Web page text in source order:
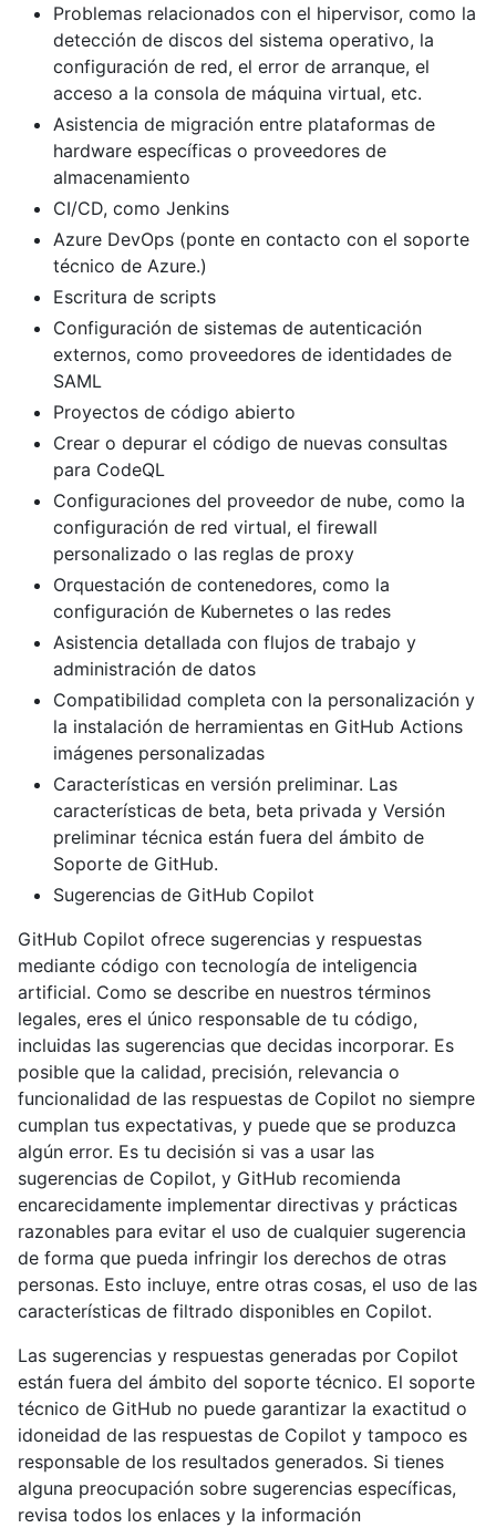
Problemas relacionados con el hipervisor, como la
detección de discos del sistema operativo, la
configuración de red, el error de arranque, el
acceso a la consola de máquina virtual, etc.
Asistencia de migración entre plataformas de
hardware específicas o proveedores de
almacenamiento
CI/CD, como Jenkins
Azure DevOps (ponte en contacto con el soporte
técnico de Azure.)
Escritura de scripts
Configuración de sistemas de autenticación
externos, como proveedores de identidades de
SAML
Proyectos de código abierto
Crear o depurar el código de nuevas consultas
para CodeQL
Configuraciones del proveedor de nube, como la
configuración de red virtual, el firewall
personalizado o las reglas de proxy
Orquestación de contenedores, como la
configuración de Kubernetes o las redes
Asistencia detallada con flujos de trabajo y
administración de datos
Compatibilidad completa con la personalización y
la instalación de herramientas en GitHub Actions
imágenes personalizadas
Características en versión preliminar. Las
características de beta, beta privada y Versión
preliminar técnica están fuera del ámbito de
Soporte de GitHub.
Sugerencias de GitHub Copilot
GitHub Copilot ofrece sugerencias y respuestas
mediante código con tecnología de inteligencia
artificial. Como se describe en nuestros términos
legales, eres el único responsable de tu código,
incluidas las sugerencias que decidas incorporar. Es
posible que la calidad, precisión, relevancia o
funcionalidad de las respuestas de Copilot no siempre
cumplan tus expectativas, y puede que se produzca
algún error. Es tu decisión si vas a usar las
sugerencias de Copilot, y GitHub recomienda
encarecidamente implementar directivas y prácticas
razonables para evitar el uso de cualquier sugerencia
de forma que pueda infringir los derechos de otras
personas. Esto incluye, entre otras cosas, el uso de las
características de filtrado disponibles en Copilot.
Las sugerencias y respuestas generadas por Copilot
están fuera del ámbito del soporte técnico. El soporte
técnico de GitHub no puede garantizar la exactitud o
idoneidad de las respuestas de Copilot y tampoco es
responsable de los resultados generados. Si tienes
alguna preocupación sobre sugerencias específicas,
revisa todos los enlaces y la información